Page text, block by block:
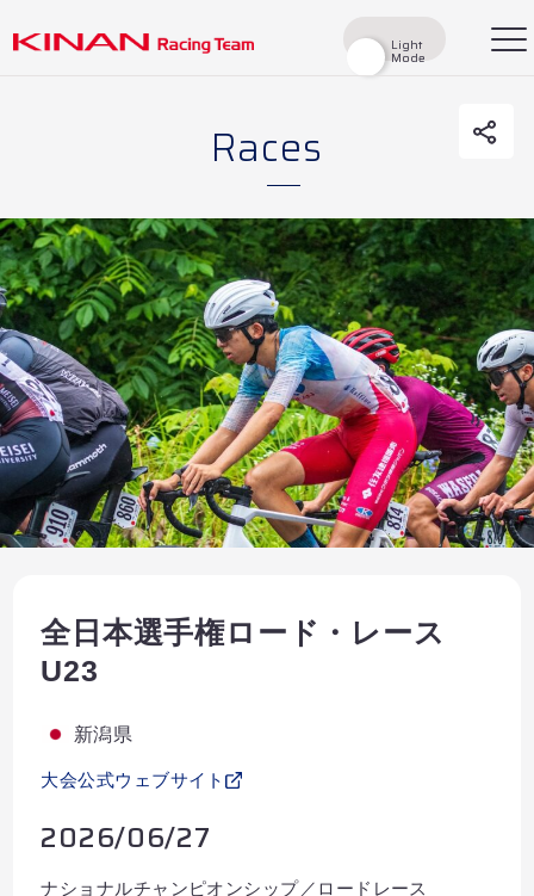
Light
Mode
Light
Mode
Top
News Races
Race Report Rider
Team History
Partners Shop
Contact
Races
全日本選手権ロード・レース
U23
新潟県
大会公式ウェブサイト
2026/06/27
ナショナルチャンピオンシップ／ロードレース